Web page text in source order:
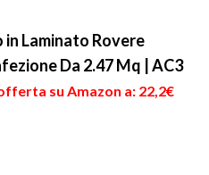
in Laminato Rovere
Da 2.47 Mq | AC3
su Amazon a: 22,2€